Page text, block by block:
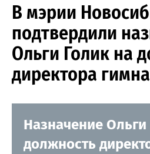
В мэрии
подтвердили
Ольги Голик на
директора
Назначение Ольги
должность